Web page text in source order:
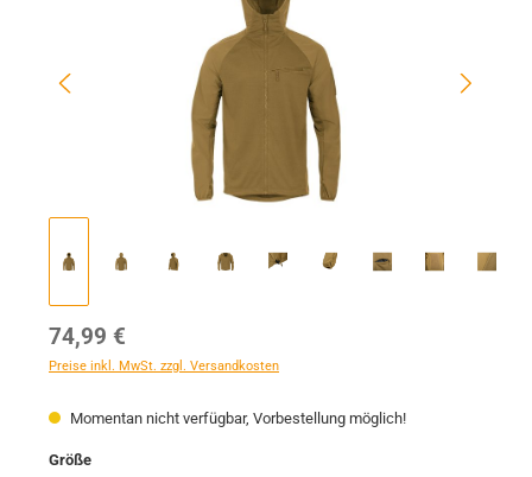
Regulärer Preis:
74,99 €
Preise inkl. MwSt. zzgl. Versandkosten
Momentan nicht verfügbar, Vorbestellung möglich!
Größeauswählen